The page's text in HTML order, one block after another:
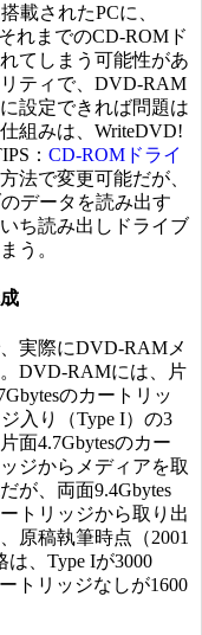
載されたPCに、
れまでのCD-ROMド
てしまう可能性があ
ティで、DVD-RAM
設定できれば問題は
組みは、WriteDVD!
： CD-ROMドライ
法で変更可能だが、
データを読み出す
ち読み出しドライブ
う。
実際にDVD-RAMメ
DVD-RAMには、片
のカートリッ
入り（Type I）の3
面4.7Gbytesのカー
ジからメディアを取
が、両面9.4Gbytes
トリッジから取り出
原稿執筆時点（2001
、Type Iが3000
トリッジなしが1600